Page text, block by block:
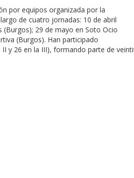
por equipos organizada por la
de cuatro jornadas: 10 de abril
29 de mayo en Soto Ocio
(Burgos). Han participado
y 26 en la III), formando parte de